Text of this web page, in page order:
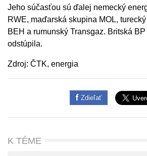
Jeho súčasťou sú ďalej nemecký
RWE, maďarská skupina MOL,
BEH a rumunský Transgaz. Britská
odstúpila.
Zdroj: ČTK, energia
Zdieľať
K TÉME